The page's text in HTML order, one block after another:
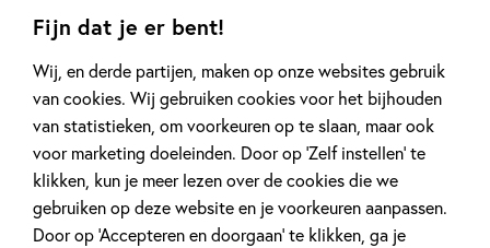
Fijn dat je er bent!
Wij, en derde partijen, maken op onze websites gebruik
van cookies. Wij gebruiken cookies voor het bijhouden
van statistieken, om voorkeuren op te slaan, maar ook
voor marketing doeleinden. Door op ‘Zelf instellen’ te
klikken, kun je meer lezen over de cookies die we
gebruiken op deze website en je voorkeuren aanpassen.
Door op ‘Accepteren en doorgaan’ te klikken, ga je
Het geheim van
77 delen
Kikker
78 delen